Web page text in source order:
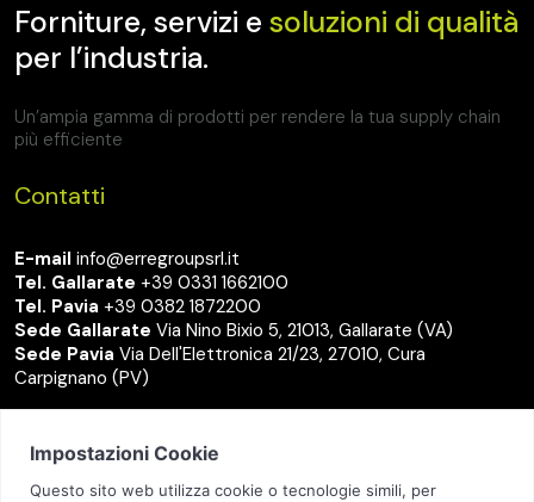
Forniture, servizi e soluzioni di qualità
per l’industria.
Un’ampia gamma di prodotti per rendere la tua supply chain
più efficiente
Contatti
E-mail info@erregroupsrl.it
Tel. Gallarate +39 0331 1662100
Tel. Pavia +39 0382 1872200
Sede Gallarate Via Nino Bixio 5, 21013, Gallarate (VA)
Sede Pavia Via Dell'Elettronica 21/23, 27010, Cura
Carpignano (PV)